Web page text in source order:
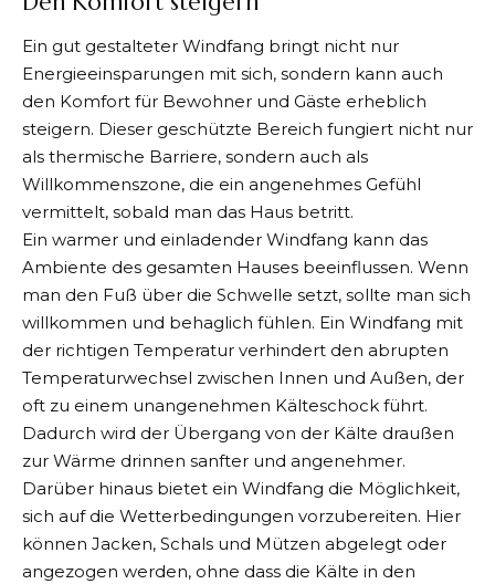
Ein gut gestalteter Windfang bringt nicht nur
Energieeinsparungen mit sich, sondern kann auch
den Komfort für Bewohner und Gäste erheblich
steigern. Dieser geschützte Bereich fungiert nicht nur
als thermische Barriere, sondern auch als
Willkommenszone, die ein angenehmes Gefühl
vermittelt, sobald man das Haus betritt.
Ein warmer und einladender Windfang kann das
Ambiente des gesamten Hauses beeinflussen. Wenn
man den Fuß über die Schwelle setzt, sollte man sich
willkommen und behaglich fühlen. Ein Windfang mit
der richtigen Temperatur verhindert den abrupten
Temperaturwechsel zwischen Innen und Außen, der
oft zu einem unangenehmen Kälteschock führt.
Dadurch wird der Übergang von der Kälte draußen
zur Wärme drinnen sanfter und angenehmer.
Darüber hinaus bietet ein Windfang die Möglichkeit,
sich auf die Wetterbedingungen vorzubereiten. Hier
können Jacken, Schals und Mützen abgelegt oder
angezogen werden, ohne dass die Kälte in den